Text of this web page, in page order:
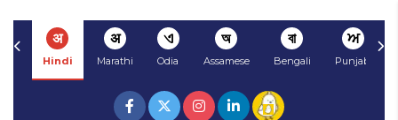
अ
Hindi
अ
Marathi
ଏ
Odia
অ
Assamese
বা
Bengali
ਅ
Punjabi